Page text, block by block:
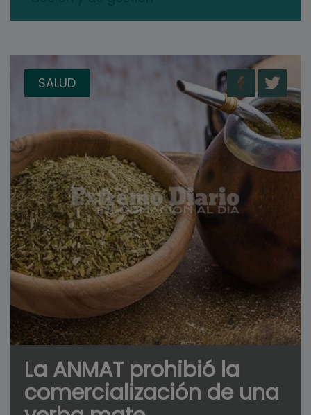
SALUD
La ANMAT prohibió la
comercialización de una